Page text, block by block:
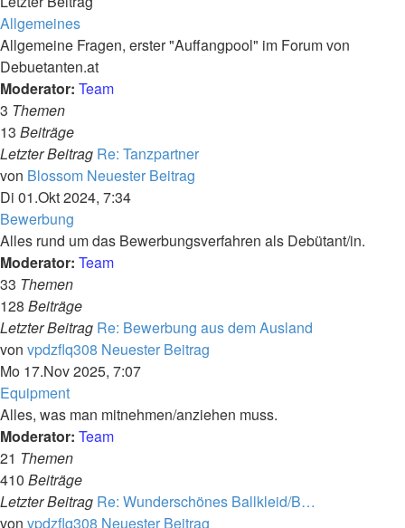
Allgemeines
Allgemeine Fragen, erster "Auffangpool" im Forum von
Debuetanten.at
Moderator: Team
3 Themen
13 Beiträge
Letzter Beitrag Re: Tanzpartner
von Blossom Neuester Beitrag
Di 01.Okt 2024, 7:34
Bewerbung
Alles rund um das Bewerbungsverfahren als Debütant/in.
Moderator: Team
33 Themen
128 Beiträge
Letzter Beitrag Re: Bewerbung aus dem Ausland
von vpdzflq308 Neuester Beitrag
Mo 17.Nov 2025, 7:07
Equipment
Alles, was man mitnehmen/anziehen muss.
Moderator: Team
21 Themen
410 Beiträge
Letzter Beitrag Re: Wunderschönes Ballkleid/B…
von vpdzflq308 Neuester Beitrag